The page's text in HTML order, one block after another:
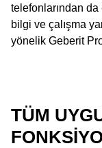
telefonlarından da
bilgi ve çalışma
yönelik Geberit
TÜM